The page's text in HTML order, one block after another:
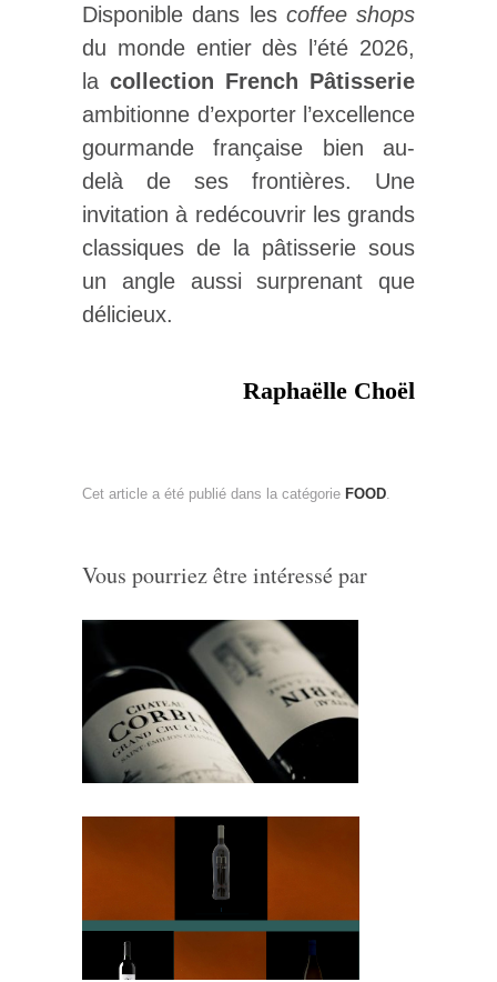
Disponible dans les coffee shops
du monde entier dès l’été 2026,
la collection French Pâtisserie
ambitionne d’exporter l’excellence
gourmande française bien au-
delà de ses frontières. Une
invitation à redécouvrir les grands
classiques de la pâtisserie sous
un angle aussi surprenant que
délicieux.
Raphaëlle Choël
Cet article a été publié dans la catégorie FOOD.
Vous pourriez être intéressé par